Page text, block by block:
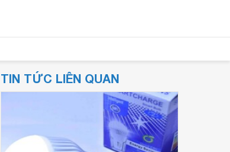
TIN TỨC LIÊN QUAN